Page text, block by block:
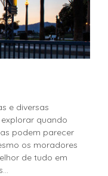
e diversas
quando
podem parecer
os moradores
de tudo em